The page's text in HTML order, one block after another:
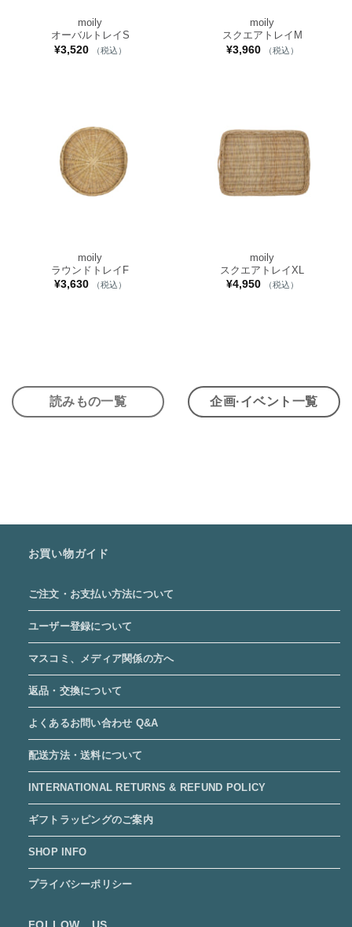
moily
オーバルトレイS
¥3,520 （税込）
moily
スクエアトレイM
¥3,960 （税込）
moily
ラウンドトレイF
¥3,630 （税込）
moily
スクエアトレイXL
¥4,950 （税込）
読みもの一覧 企画·イベント一覧
お買い物ガイド
ご注文・お支払い方法について
ユーザー登録について
マスコミ、メディア関係の方へ
返品・交換について
よくあるお問い合わせ Q&A
配送方法・送料について
INTERNATIONAL RETURNS & REFUND POLICY
ギフトラッピングのご案内
SHOP INFO
プライバシーポリシー